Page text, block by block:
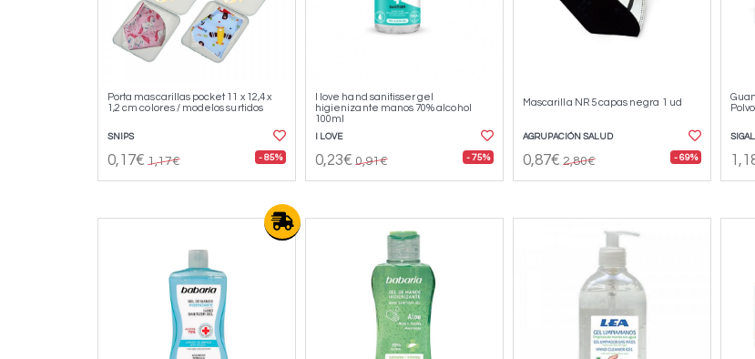
Porta mascarillas pocket 11 x 12,4 x
1,2 cm colores / modelos surtidos
SNIPS
0,17€ 1,17€ - 85%
I love hand sanitisser gel
higienizante manos 70% alcohol
100ml
I LOVE
0,23€ 0,91€ - 75%
Mascarilla NR 5 capas negra 1 ud
AGRUPACIÓN SALUD
0,87€ 2,80€ - 69%
SIGAL